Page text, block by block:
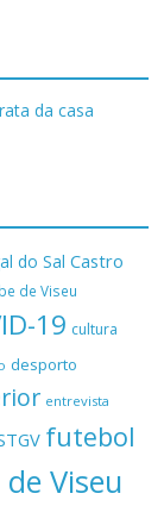
do Sal Castro
de Viseu
19 cultura
desporto
entrevista
futebol
Viseu